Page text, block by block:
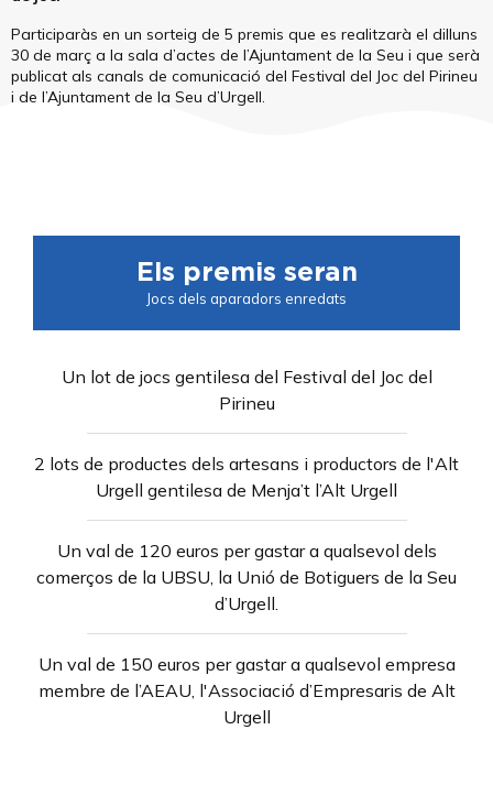
Participaràs en un sorteig de 5 premis que es realitzarà el dilluns
30 de març a la sala d’actes de l’Ajuntament de la Seu i que serà
publicat als canals de comunicació del Festival del Joc del Pirineu
i de l’Ajuntament de la Seu d’Urgell.
Els premis seran
Jocs dels aparadors enredats
Un lot de jocs gentilesa del Festival del Joc del
Pirineu
2 lots de productes dels artesans i productors de l'Alt
Urgell gentilesa de Menja’t l’Alt Urgell
Un val de 120 euros per gastar a qualsevol dels
comerços de la UBSU, la Unió de Botiguers de la Seu
d’Urgell.
Un val de 150 euros per gastar a qualsevol empresa
membre de l’AEAU, l'Associació d’Empresaris de Alt
Urgell